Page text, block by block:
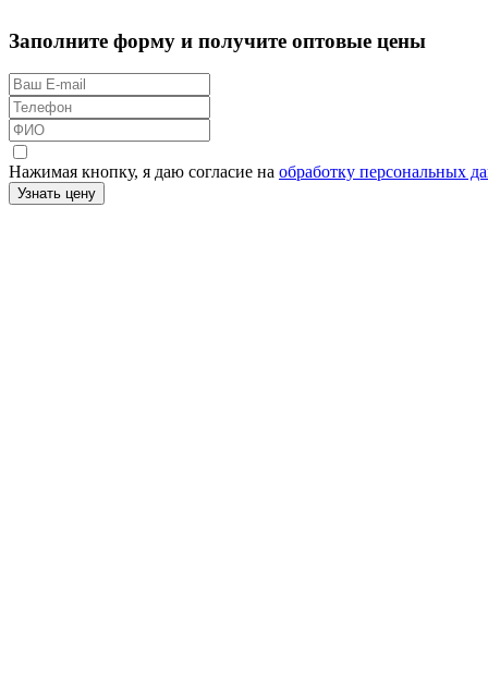
Заполните форму и получите оптовые цены
Нажимая кнопку, я даю согласие на обработку персональных
Узнать цену